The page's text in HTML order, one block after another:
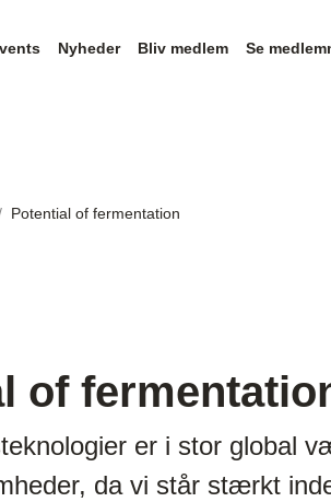
Nyheder Bliv medlem Se
Potential of fermentation
of
er i stor global
da vi står stærkt